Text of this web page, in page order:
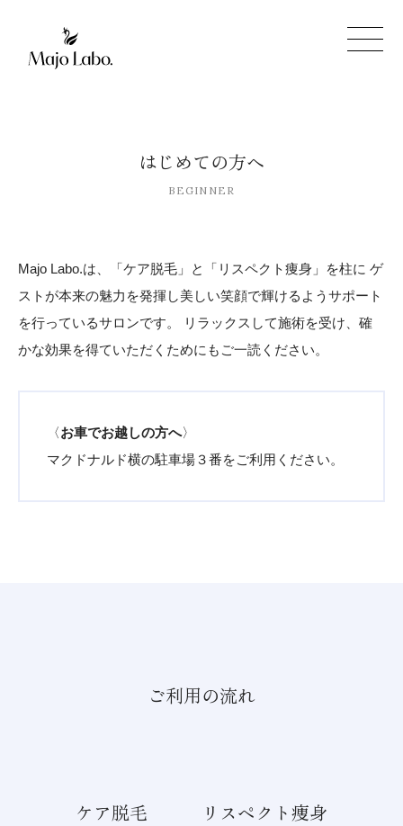
はじめての方へ
BEGINNER
Majo Labo.は、「ケア脱毛」と「リスペクト痩身」を柱に ゲ
ストが本来の魅力を発揮し美しい笑顔で輝けるようサポート
を行っているサロンです。
リラックスして施術を受け、確
かな効果を得ていただくためにもご一読ください。
〈お車でお越しの方へ〉
マクドナルド横の駐車場３番をご利用ください。
ご利用の流れ
ケア脱毛 リスペクト痩身